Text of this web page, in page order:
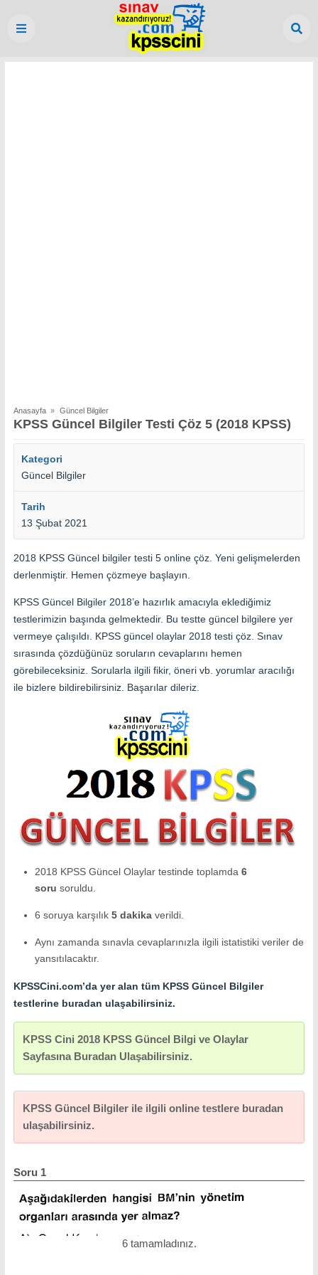
Anasayfa » Güncel Bilgiler
KPSS Güncel Bilgiler Testi Çöz 5 (2018 KPSS)
Kategori
Güncel Bilgiler
Tarih
13 Şubat 2021
2018 KPSS Güncel bilgiler testi 5 online çöz. Yeni gelişmelerden
derlenmiştir. Hemen çözmeye başlayın.
KPSS Güncel Bilgiler 2018’e hazırlık amacıyla eklediğimiz
testlerimizin başında gelmektedir. Bu testte güncel bilgilere yer
vermeye çalışıldı. KPSS güncel olaylar 2018 testi çöz. Sınav
sırasında çözdüğünüz soruların cevaplarını hemen
görebileceksiniz. Sorularla ilgili fikir, öneri vb. yorumlar aracılığı
ile bizlere bildirebilirsiniz. Başarılar dileriz.
2018 KPSS Güncel Olaylar testinde toplamda 6
soru soruldu.
6 soruya karşılık 5 dakika verildi.
Aynı zamanda sınavla cevaplarınızla ilgili istatistiki veriler de
yansıtılacaktır.
KPSSCini.com’da yer alan tüm KPSS Güncel Bilgiler
testlerine buradan ulaşabilirsiniz.
KPSS Cini 2018 KPSS Güncel Bilgi ve Olaylar
Sayfasına Buradan Ulaşabilirsiniz.
KPSS Güncel Bilgiler ile ilgili online testlere buradan
ulaşabilirsiniz.
Soru 1
6 tamamladınız.